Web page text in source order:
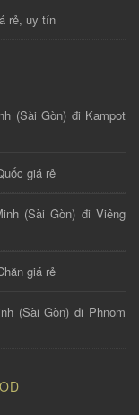
rẻ, uy tín
(Sài Gòn) đi Kampot
giá rẻ
(Sài Gòn) đi Viêng
giá rẻ
(Sài Gòn) đi Phnom